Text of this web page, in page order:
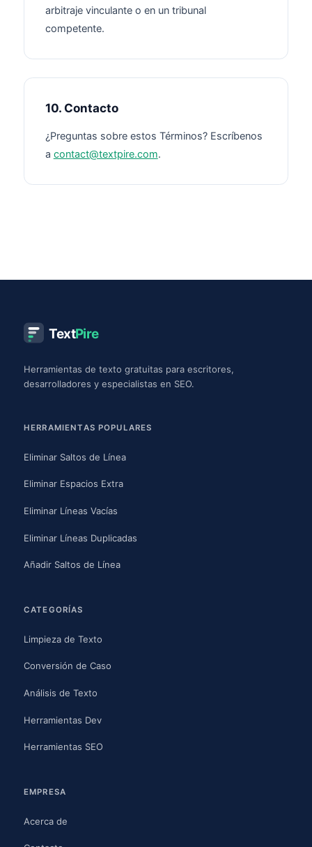
arbitraje vinculante o en un tribunal
competente.
10. Contacto
¿Preguntas sobre estos Términos? Escríbenos
a contact@textpire.com.
TextPire
Herramientas de texto gratuitas para escritores,
desarrolladores y especialistas en SEO.
HERRAMIENTAS POPULARES
Eliminar Saltos de Línea
Eliminar Espacios Extra
Eliminar Líneas Vacías
Eliminar Líneas Duplicadas
Añadir Saltos de Línea
CATEGORÍAS
Limpieza de Texto
Conversión de Caso
Análisis de Texto
Herramientas Dev
Herramientas SEO
EMPRESA
Acerca de